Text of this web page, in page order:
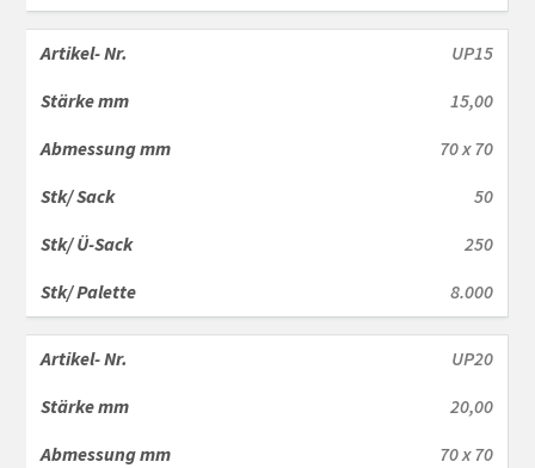
UP15
15,00
70 x 70
50
250
8.000
UP20
20,00
70 x 70